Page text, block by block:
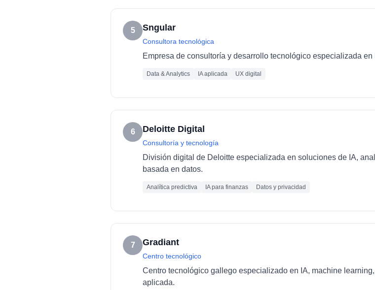
5 Sngular
Consultora tecnológica
Empresa de consultoría y desarrollo tecnológico especializada
Data & Analytics IA aplicada UX digital
6 Deloitte Digital
Consultoría y tecnología
División digital de Deloitte especializada en soluciones de IA,
basada en datos.
Analítica predictiva IA para finanzas Datos y privacidad
7 Gradiant
Centro tecnológico
Centro tecnológico gallego especializado en IA, machine
aplicada.